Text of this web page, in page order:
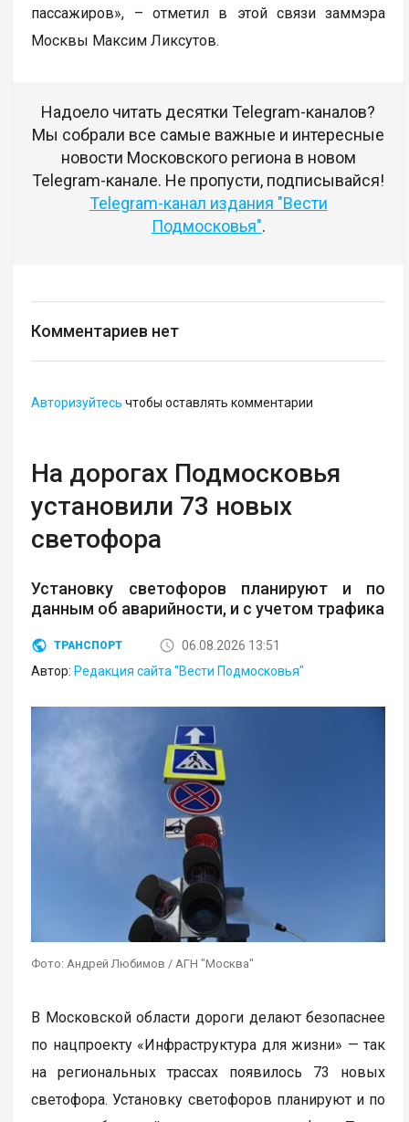
пассажиров», – отметил в этой связи заммэра
Москвы Максим Ликсутов.
Надоело читать десятки Telegram-каналов?
Мы собрали все самые важные и интересные
новости Московского региона в новом
Telegram-канале. Не пропусти, подписывайся!
Telegram-канал издания "Вести
Подмосковья".
Комментариев нет
Авторизуйтесь чтобы оставлять комментарии
На дорогах Подмосковья
установили 73 новых
светофора
Установку светофоров планируют и по
данным об аварийности, и с учетом трафика
ТРАНСПОРТ
06.08.2026 13:51
Автор: Редакция сайта "Вести Подмосковья"
Фото: Андрей Любимов / АГН "Москва"
В Московской области дороги делают безопаснее
по нацпроекту «Инфраструктура для жизни» — так
на региональных трассах появилось 73 новых
светофора. Установку светофоров планируют и по